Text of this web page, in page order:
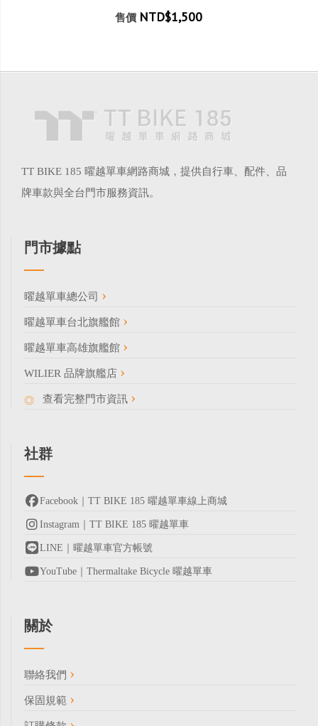
售價 NTD$1,500
TT BIKE 185 曜越單車網路商城，提供自行車、配件、品
牌車款與全台門市服務資訊。
門市據點
曜越單車總公司
曜越單車台北旗艦館
曜越單車高雄旗艦館
WILIER 品牌旗艦店
查看完整門市資訊
社群
Facebook｜TT BIKE 185 曜越單車線上商城
Instagram｜TT BIKE 185 曜越單車
LINE｜曜越單車官方帳號
YouTube｜Thermaltake Bicycle 曜越單車
關於
聯絡我們
保固規範